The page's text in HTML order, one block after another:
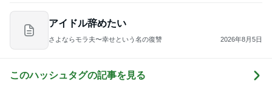
アイドル辞めたい
さよならモラ夫〜幸せという名の復讐 2026年8月5日
このハッシュタグの記事を見る